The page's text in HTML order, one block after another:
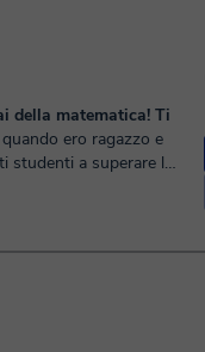
della matematica! Ti
studenti a superare le
pr...